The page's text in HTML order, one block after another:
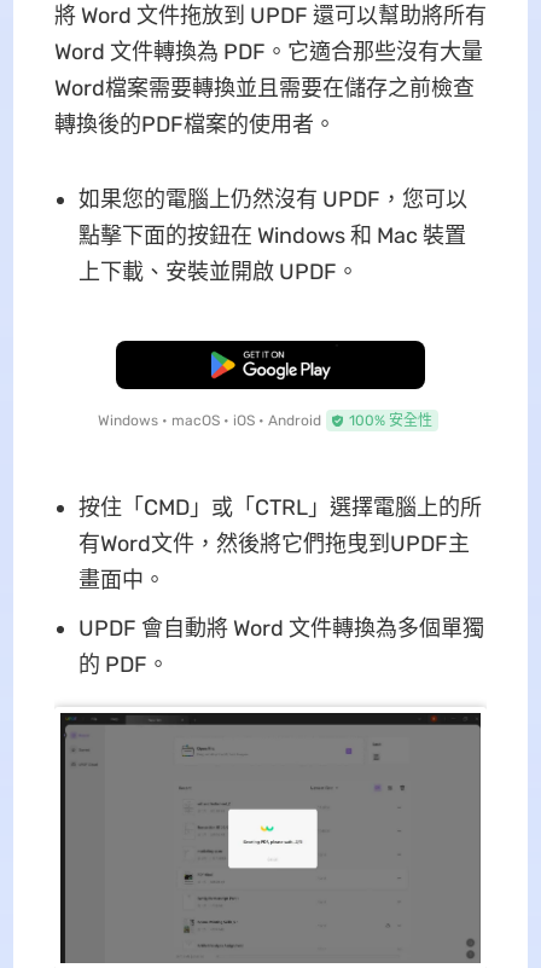
將 Word 文件拖放到 UPDF 還可以幫助將所有
Word 文件轉換為 PDF。它適合那些沒有大量
Word檔案需要轉換並且需要在儲存之前檢查
轉換後的PDF檔案的使用者。
如果您的電腦上仍然沒有 UPDF，您可以
點擊下面的按鈕在 Windows 和 Mac 裝置
上下載、安裝並開啟 UPDF。
免費下載
Windows • macOS • iOS • Android 100% 安全性
按住「CMD」或「CTRL」選擇電腦上的所
有Word文件，然後將它們拖曳到UPDF主
畫面中。
UPDF 會自動將 Word 文件轉換為多個單獨
的 PDF。